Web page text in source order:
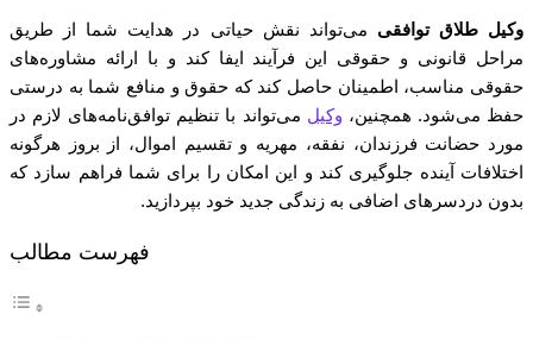
وکیل طلاق توافقی می‌تواند نقش حیاتی در هدایت شما از طریق
مراحل قانونی و حقوقی این فرآیند ایفا کند و با ارائه مشاوره‌های
حقوقی مناسب، اطمینان حاصل کند که حقوق و منافع شما به درستی
حفظ می‌شود. همچنین، وکیل می‌تواند با تنظیم توافق‌نامه‌های لازم در
مورد حضانت فرزندان، نفقه، مهریه و تقسیم اموال، از بروز هرگونه
اختلافات آینده جلوگیری کند و این امکان را برای شما فراهم سازد که
بدون دردسرهای اضافی به زندگی جدید خود بپردازید.
فهرست مطالب